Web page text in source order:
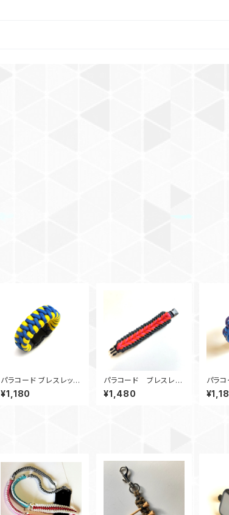
パラコード ブレスレッ
ト Fallout_フォールア
ウト
¥1,180
パラコード ブレスレッ
ト bennoshappine
ss_POGN
¥1,480
パラ
ト